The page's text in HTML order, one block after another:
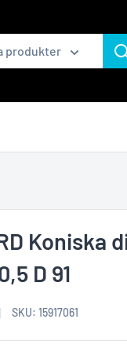
produkter
Koniska
D 91
SKU: 15917061